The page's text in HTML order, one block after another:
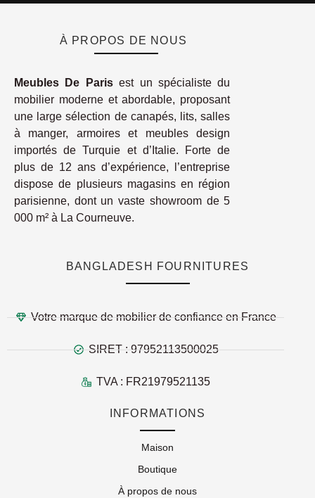
À PROPOS DE NOUS
Meubles De Parisest un spécialiste du
mobilier moderne et abordable, proposant
une large sélection de canapés, lits, salles
à manger, armoires et meubles design
importés de Turquie et d’Italie. Forte de
plus de 12 ans d’expérience, l’entreprise
dispose de plusieurs magasins en région
parisienne, dont un vaste showroom de 5
000 m² à La Courneuve.
BANGLADESH FOURNITURES
Votre marque de mobilier de confiance en France
SIRET : 97952113500025
TVA : FR21979521135
INFORMATIONS
Maison
Boutique
À propos de nous